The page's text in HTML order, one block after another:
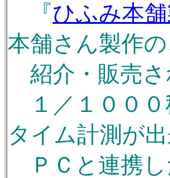
『ひふみ本
本舗さん製作
紹介・販売さ
１／１０００
タイム計測が
ＰＣと連携し